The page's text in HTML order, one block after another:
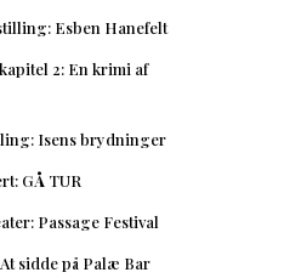
Esben Hanefelt
2: En krimi af
Isens brydninger
GÅ TUR
Passage Festival
sidde på Palæ Bar